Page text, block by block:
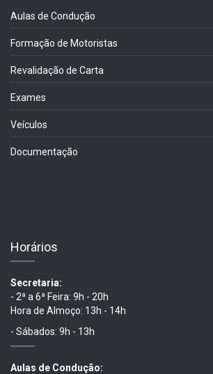
Aulas de Condução
Formação de Motoristas
Revalidação de Carta
Exames
Veículos
Documentação
Horários
Secretaria:
- 2ª a 6ª Feira: 9h - 20h
Hora de Almoço: 13h - 14h
- Sábados: 9h - 13h
Aulas de Condução: